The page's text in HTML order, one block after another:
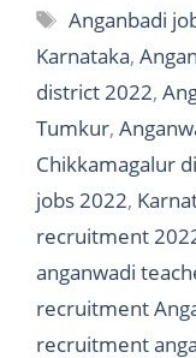
Tags
Anganbadi
Karnataka,
district 2022,
Tumkur,
Chikkamagalur
jobs 2022,
recruitment
anganwadi
recruitment
recruitment